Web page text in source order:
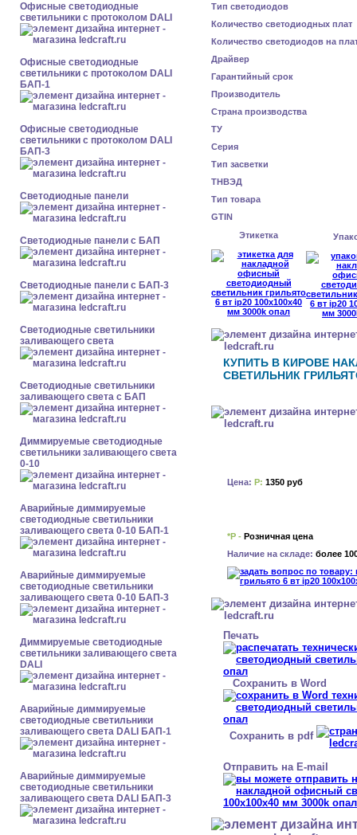
Офисные светодиодные
светильники с протоколом DALI
Офисные светодиодные
светильники с протоколом DALI
БАП-1
Офисные светодиодные
светильники с протоколом DALI
БАП-3
Cветодиодные панели
Cветодиодные панели с БАП
Cветодиодные панели с БАП-3
Светодиодные светильники
заливающего света
Светодиодные светильники
заливающего света с БАП
Диммируемые светодиодные
светильники заливающего света
0-10
Аварийные диммируемые
светодиодные светильники
заливающего света 0-10 БАП-1
Аварийные диммируемые
светодиодные светильники
заливающего света 0-10 БАП-3
Диммируемые светодиодные
светильники заливающего света
DALI
Аварийные диммируемые
светодиодные светильники
заливающего света DALI БАП-1
Аварийные диммируемые
светодиодные светильники
заливающего света DALI БАП-3
Тип светодиодов
Количество светодиодных плат
Количество светодиодов на
Драйвер
Гарантийный срок
Производитель
Страна производства
ТУ
Серия
Тип засветки
ТНВЭД
Тип товара
GTIN
Этикетка
КУПИТЬ В КИРОВЕ
СВЕТИЛЬНИК
Цена: Р: 1350 руб
*Р - Розничная цена
Наличие на складе: более
Печать
Сохранить в Word
Сохранить в pdf
Отправить на E-mail